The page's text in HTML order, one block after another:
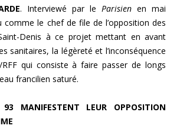
. Interviewé par le Parisien en mai
comme le chef de file de l’opposition des
Denis à ce projet mettant en avant
sanitaires, la légèreté et l’inconséquence
RFF qui consiste à faire passer de longs
francilien saturé.
MANIFESTENT LEUR OPPOSITION